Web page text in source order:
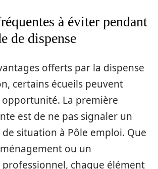
à éviter pendant
de dispense
offerts par la dispense
certains écueils peuvent
La première
est de ne pas signaler un
situation à Pôle emploi. Que
ou un
chaque élément